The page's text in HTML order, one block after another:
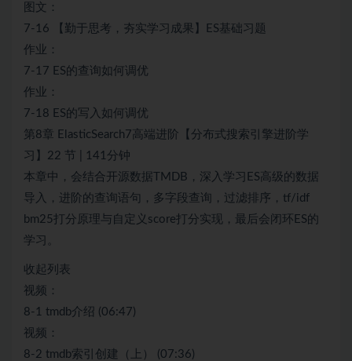
图文：
7-16 【勤于思考，夯实学习成果】ES基础习题
作业：
7-17 ES的查询如何调优
作业：
7-18 ES的写入如何调优
第8章 ElasticSearch7高端进阶【分布式搜索引擎进阶学
习】22 节 | 141分钟
本章中，会结合开源数据TMDB，深入学习ES高级的数据
导入，进阶的查询语句，多字段查询，过滤排序，tf/idf
bm25打分原理与自定义score打分实现，最后会闭环ES的
学习。
收起列表
视频：
8-1 tmdb介绍 (06:47)
视频：
8-2 tmdb索引创建（上） (07:36)